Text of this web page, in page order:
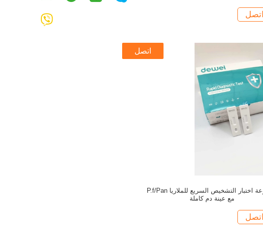
اتصل
اتصل
مجموعة اختبار التشخيص السريع للملاريا P.f/Pan
مع عينة دم كاملة
اتصل